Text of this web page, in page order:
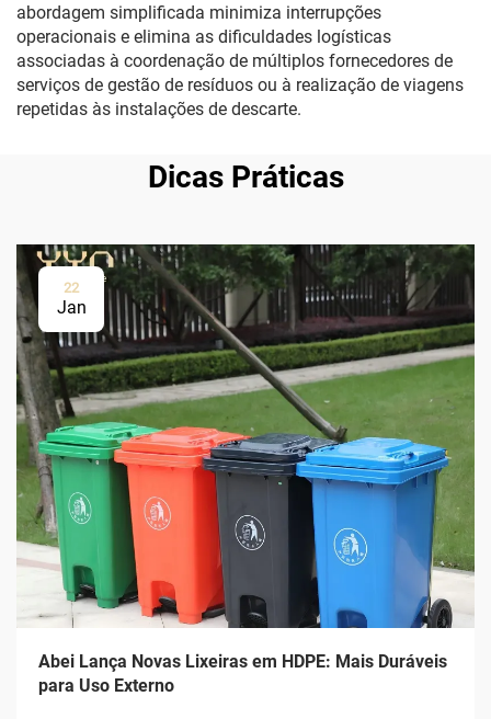
abordagem simplificada minimiza interrupções
operacionais e elimina as dificuldades logísticas
associadas à coordenação de múltiplos fornecedores de
serviços de gestão de resíduos ou à realização de viagens
repetidas às instalações de descarte.
Dicas Práticas
22
Jan
Abei Lança Novas Lixeiras em HDPE: Mais Duráveis
para Uso Externo